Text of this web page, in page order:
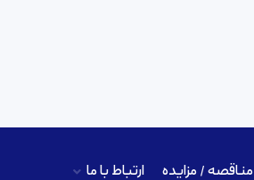
مناقصه / مزایده ارتباط با ما